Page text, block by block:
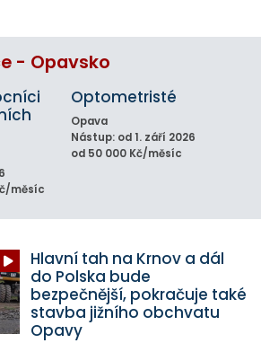
- Opavsko
měsíc
Optometristé
Opava
Nástup: od 1. září 2026
od 50 000 Kč/měsíc
Hlavní tah na Krnov a dál
do Polska bude
bezpečnější, pokračuje také
stavba jižního obchvatu
Opavy